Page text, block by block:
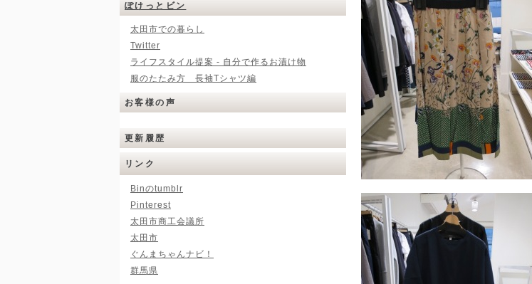
ぽけっとビン
太田市での暮らし
Twitter
ライフスタイル提案 - 自分で作るお漬け物
服のたたみ方 長袖Tシャツ編
お客様の声
更新履歴
リンク
Binのtumblr
Pinterest
太田市商工会議所
太田市
ぐんまちゃんナビ！
群馬県